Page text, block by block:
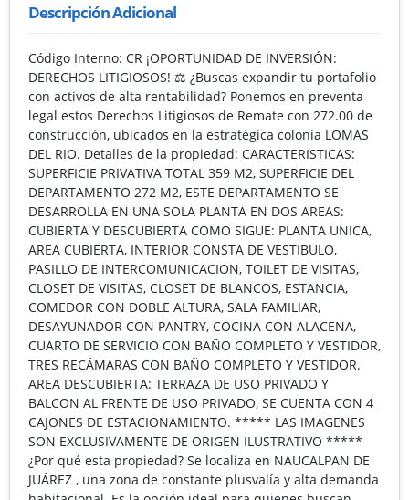
Descripción Adicional
Código Interno: CR ¡OPORTUNIDAD DE INVERSIÓN:
DERECHOS LITIGIOSOS! ⚖️ ¿Buscas expandir tu portafolio
con activos de alta rentabilidad? Ponemos en preventa
legal estos Derechos Litigiosos de Remate con 272.00 de
construcción, ubicados en la estratégica colonia LOMAS
DEL RIO. Detalles de la propiedad: CARACTERISTICAS:
SUPERFICIE PRIVATIVA TOTAL 359 M2, SUPERFICIE DEL
DEPARTAMENTO 272 M2, ESTE DEPARTAMENTO SE
DESARROLLA EN UNA SOLA PLANTA EN DOS AREAS:
CUBIERTA Y DESCUBIERTA COMO SIGUE: PLANTA UNICA,
AREA CUBIERTA, INTERIOR CONSTA DE VESTIBULO,
PASILLO DE INTERCOMUNICACION, TOILET DE VISITAS,
CLOSET DE VISITAS, CLOSET DE BLANCOS, ESTANCIA,
COMEDOR CON DOBLE ALTURA, SALA FAMILIAR,
DESAYUNADOR CON PANTRY, COCINA CON ALACENA,
CUARTO DE SERVICIO CON BAÑO COMPLETO Y VESTIDOR,
TRES RECÁMARAS CON BAÑO COMPLETO Y VESTIDOR.
AREA DESCUBIERTA: TERRAZA DE USO PRIVADO Y
BALCON AL FRENTE DE USO PRIVADO, SE CUENTA CON 4
CAJONES DE ESTACIONAMIENTO. ***** LAS IMAGENES
SON EXCLUSIVAMENTE DE ORIGEN ILUSTRATIVO *****
¿Por qué esta propiedad? Se localiza en NAUCALPAN DE
JUÁREZ , una zona de constante plusvalía y alta demanda